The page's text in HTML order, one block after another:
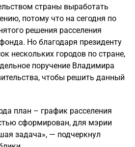
страны выработать
потому что на сегодня по
решения расселения
Но благодаря президенту
нескольких городов по стране,
поручение Владимира
чтобы решить данный
план – график расселения
сформирован, для мэрии
задача», — подчеркнул